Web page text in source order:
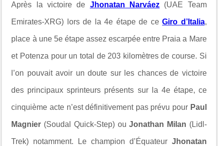
Après la victoire de Jhonatan Narváez(UAE Team
Emirates-XRG) lors de la 4e étape de ceGiro d’Italia,
place à une 5e étape assez escarpée entre Praia a Mare
et Potenza pour un total de 203 kilomètres de course. Si
l’on pouvait avoir un doute sur les chances de victoire
des principaux sprinteurs présents sur la 4e étape, ce
cinquième acte n’est définitivement pas prévu pour Paul
Magnier (Soudal Quick-Step) ou Jonathan Milan (Lidl-
Trek) notamment. Le champion d’Équateur Jhonatan